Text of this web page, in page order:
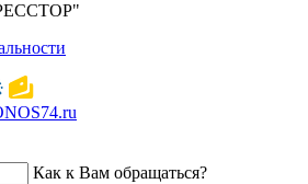
Как к Вам обращаться?